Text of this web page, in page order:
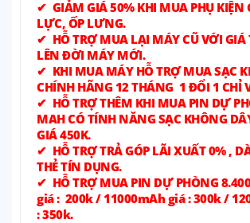
✔ GIẢM GIÁ 50% KHI MUA PHỤ KIỆN
LỰC, ỐP LƯNG.
✔ HỖ TRỢ MUA LẠI MÁY CŨ VỚI GIÁ
LÊN ĐỜI MÁY MỚI.
✔ KHI MUA MÁY HỖ TRỢ MUA SẠC
CHÍNH HÃNG 12 THÁNG 1 ĐỔI 1 CHỈ
✔ HỖ TRỢ THÊM KHI MUA PIN DỰ
MAH CÓ TÍNH NĂNG SẠC KHÔNG
GIÁ 450K.
✔ HỖ TRỢ TRẢ GÓP LÃI XUẤT 0% ,
THẺ TÍN DỤNG.
✔ HỖ TRỢ MUA PIN DỰ PHÒNG
giá : 200k / 11000mAh giá : 300k /
: 350k.